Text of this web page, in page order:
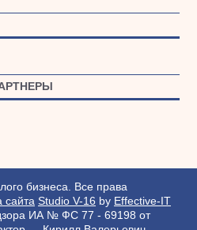
бизнеса. Все права
сайта Studio V-16 by Effective-IT
ИА № ФС 77 - 69198 от